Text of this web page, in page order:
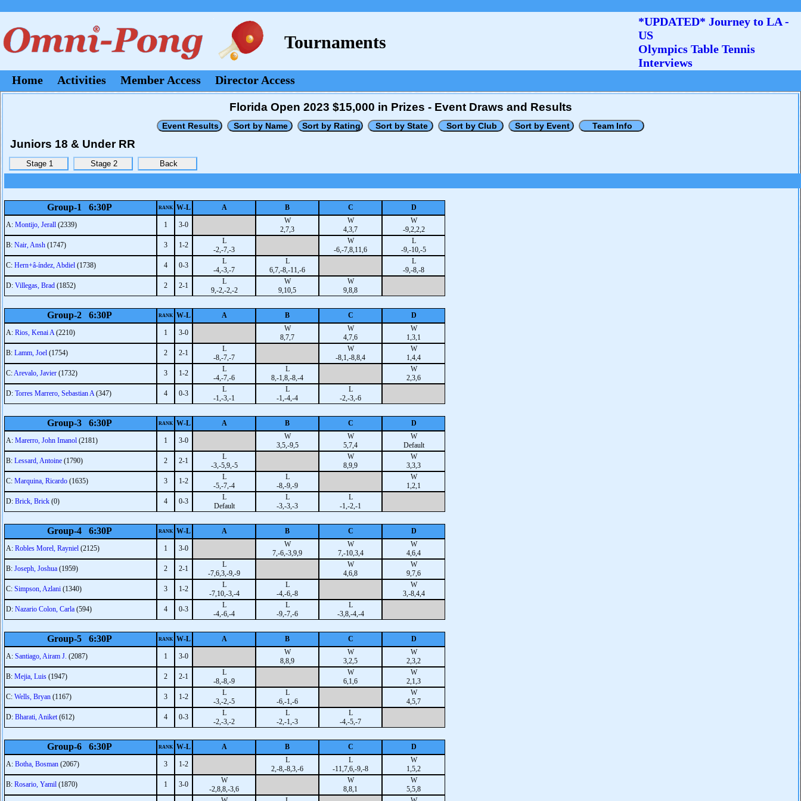
Tournaments
*UPDATED* Journey to LA -
US
Olympics Table Tennis
Interviews
Home
Activities Member Access Director Access
Florida Open 2023 $15,000 in Prizes - Event Draws and Results
Juniors 18 & Under RR
Group-1 6:30P RANK W-L A B C D
A: Montijo, Jerall (2339) 1 3-0
W
2,7,3
W
4,3,7
W
-9,2,2,2
B: Nair, Ansh (1747) 3 1-2
L
-2,-7,-3
W
-6,-7,8,11,6
L
-9,-10,-5
C: Hern+â-índez, Abdiel (1738) 4 0-3
L
-4,-3,-7
L
6,7,-8,-11,-6
L
-9,-8,-8
D: Villegas, Brad (1852) 2 2-1
L
9,-2,-2,-2
W
9,10,5
W
9,8,8
Group-2 6:30P RANK W-L A B C D
A: Rios, Kenai A(2210) 1 3-0
W
8,7,7
W
4,7,6
W
1,3,1
B: Lamm, Joel (1754) 2 2-1
L
-8,-7,-7
W
-8,1,-8,8,4
W
1,4,4
C:Arevalo, Javier (1732) 3 1-2
L
-4,-7,-6
L
8,-1,8,-8,-4
W
2,3,6
D: Torres Marrero, Sebastian A(347) 4 0-3
L
-1,-3,-1
L
-1,-4,-4
L
-2,-3,-6
Group-3 6:30P RANK W-L A B C D
A: Marerro, John Imanol (2181) 1 3-0
W
3,5,-9,5
W
5,7,4
W
Default
B: Lessard, Antoine (1790) 2 2-1
L
-3,-5,9,-5
W
8,9,9
W
3,3,3
C: Marquina, Ricardo (1635) 3 1-2
L
-5,-7,-4
L
-8,-9,-9
W
1,2,1
D: Brick, Brick (0) 4 0-3
L
Default
L
-3,-3,-3
L
-1,-2,-1
Group-4 6:30P RANK W-L A B C D
A: Robles Morel, Rayniel (2125) 1 3-0
W
7,-6,-3,9,9
W
7,-10,3,4
W
4,6,4
B: Joseph, Joshua (1959) 2 2-1
L
-7,6,3,-9,-9
W
4,6,8
W
9,7,6
C: Simpson, Azlani (1340) 3 1-2
L
-7,10,-3,-4
L
-4,-6,-8
W
3,-8,4,4
D: Nazario Colon, Carla (594) 4 0-3
L
-4,-6,-4
L
-9,-7,-6
L
-3,8,-4,-4
Group-5 6:30P RANK W-L A B C D
A: Santiago, Airam J. (2087) 1 3-0
W
8,8,9
W
3,2,5
W
2,3,2
B: Mejia, Luis (1947) 2 2-1
L
-8,-8,-9
W
6,1,6
W
2,1,3
C: Wells, Bryan (1167) 3 1-2
L
-3,-2,-5
L
-6,-1,-6
W
4,5,7
D: Bharati, Aniket(612) 4 0-3
L
-2,-3,-2
L
-2,-1,-3
L
-4,-5,-7
Group-6 6:30P RANK W-L A B C D
A: Botha, Bosman (2067) 3 1-2
L
2,-8,-8,3,-6
L
-11,7,6,-9,-8
W
1,5,2
B: Rosario, Yamil (1870) 1 3-0
W
-2,8,8,-3,6
W
8,8,1
W
5,5,8